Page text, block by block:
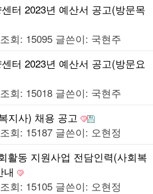
터 2023년 예산서 공고(방문목
조회: 15095 글쓴이: 국현주
터 2023년 예산서 공고(방문요
조회: 15018 글쓴이: 국현주
지사) 채용 공고
조회: 15187 글쓴이: 오현정
활동 지원사업 전담인력(사회복
내
조회: 15105 글쓴이: 오현정